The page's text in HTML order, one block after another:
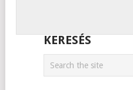
KERESÉS